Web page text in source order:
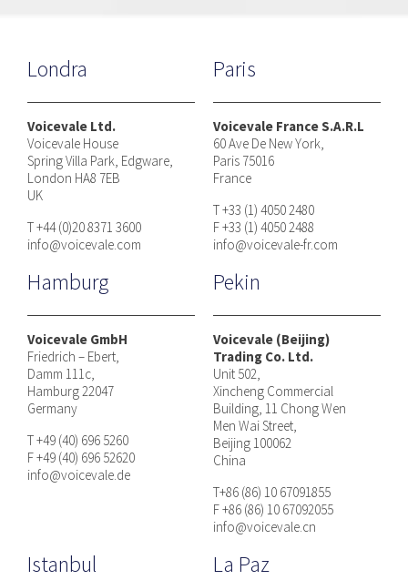
Londra
Voicevale Ltd.
Voicevale House
Spring Villa Park, Edgware,
London HA8 7EB
UK
T +44 (0)20 8371 3600
info@voicevale.com
Paris
Voicevale France S.A.R.L
60 Ave De New York,
Paris 75016
France
T +33 (1) 4050 2480
F +33 (1) 4050 2488
info@voicevale-fr.com
Hamburg
Voicevale GmbH
Friedrich – Ebert,
Damm 111c,
Hamburg 22047
Germany
T +49 (40) 696 5260
F +49 (40) 696 52620
info@voicevale.de
Pekin
Voicevale (Beijing)
Trading Co. Ltd.
Unit 502,
Xincheng Commercial
Building, 11 Chong Wen
Men Wai Street,
Beijing 100062
China
T+86 (86) 10 67091855
F +86 (86) 10 67092055
info@voicevale.cn
Istanbul La Paz